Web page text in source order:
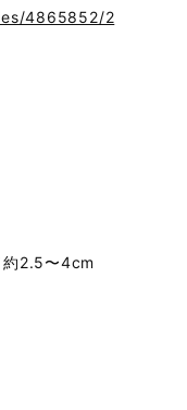
4865852/2
約2.5〜4cm